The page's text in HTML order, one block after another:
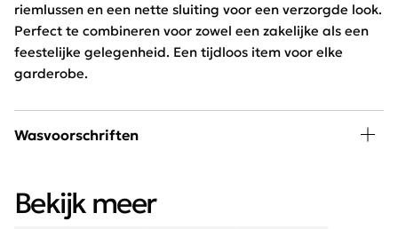
riemlussen en een nette sluiting voor een verzorgde look.
Perfect te combineren voor zowel een zakelijke als een
feestelijke gelegenheid. Een tijdloos item voor elke
garderobe.
Wasvoorschriften
Bekijk meer